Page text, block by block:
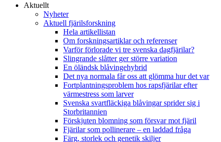
Aktuellt
Nyheter
Aktuell fjärilsforskning
Hela artikellistan
Om forskningsartiklar och referenser
Varför förlorade vi tre svenska dagfjärilar?
Slingrande slåtter ger större variation
En öländsk blåvingehybrid
Det nya normala får oss att glömma hur det var
Fortplantningsproblem hos rapsfjärilar efter
värmestress som larver
Svenska svartfläckiga blåvingar sprider sig i
Storbritannien
Förskjuten blomning som försvar mot fjäril
Fjärilar som pollinerare – en laddad fråga
Färg, storlek och genetik skiljer